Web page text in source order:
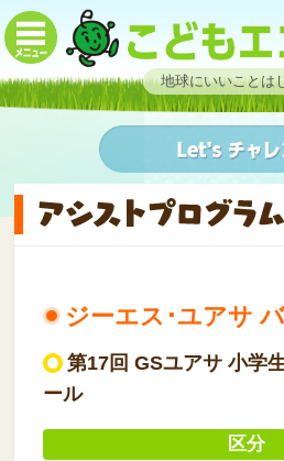
地球にいいことは
ジーエス･ユアサ
第17回 GSユアサ 小学
ール
区分